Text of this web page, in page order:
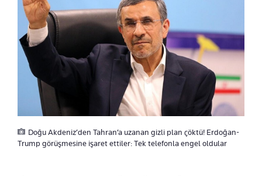
Doğu Akdeniz’den Tahran’a uzanan gizli plan çöktü! Erdoğan-
Trump görüşmesine işaret ettiler: Tek telefonla engel oldular